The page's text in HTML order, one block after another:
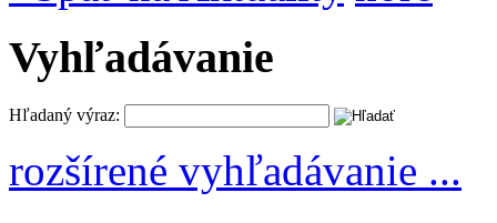
Vyhľadávanie
Hľadaný výraz:
rozšírené vyhľadávanie ...